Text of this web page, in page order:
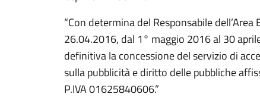
“Con determina del Responsabile
26.04.2016, dal 1° maggio 2016 al 30
definitiva la concessione del servizio di
sulla pubblicità e diritto delle pubbliche
P.IVA 01625840606.”